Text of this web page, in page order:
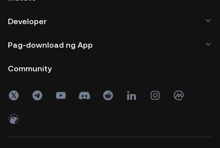
Developer
Pag-download ng App
Community